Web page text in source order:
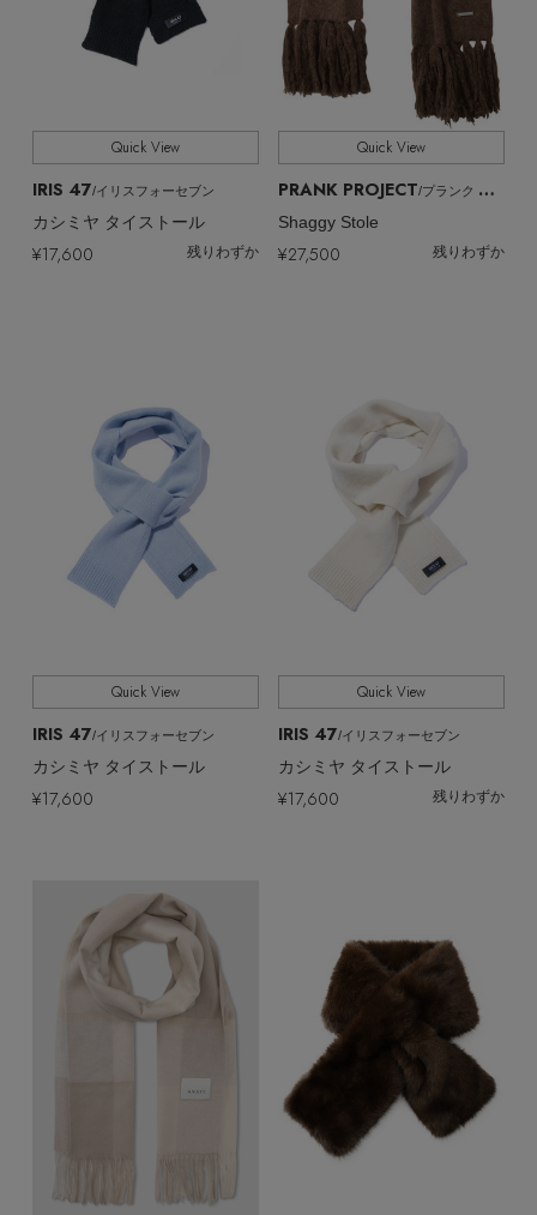
Quick View
PRANK PROJECT/プランク プロジェクト
Shaggy Stole
¥27,500 残りわずか
Quick View
IRIS 47/イリスフォーセブン
カシミヤ タイストール
¥17,600 残りわずか
Quick View
IRIS 47/イリスフォーセブン
カシミヤ タイストール
¥17,600 残りわずか
Quick View
IRIS 47/イリスフォーセブン
カシミヤ タイストール
¥17,600